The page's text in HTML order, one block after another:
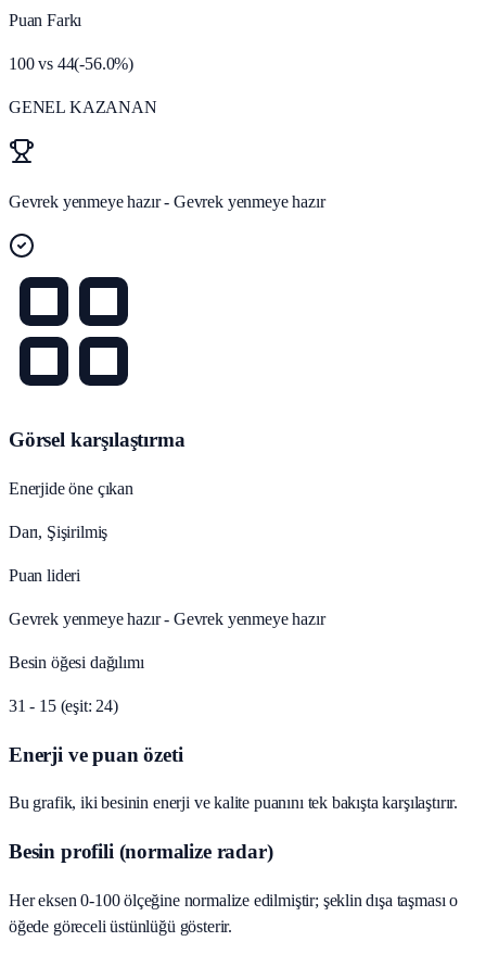
Puan Farkı
100vs 44(-56.0%)
GENEL KAZANAN
Gevrek yenmeye hazır - Gevrek yenmeye hazır
Görsel karşılaştırma
Enerjide öne çıkan
Darı, Şişirilmiş
Puan lideri
Gevrek yenmeye hazır - Gevrek yenmeye hazır
Besin öğesi dağılımı
31 - 15 (eşit: 24)
Enerji ve puan özeti
Bu grafik, iki besinin enerji ve kalite puanını tek bakışta karşılaştırır.
Besin profili (normalize radar)
Her eksen 0-100 ölçeğine normalize edilmiştir; şeklin dışa taşması o
öğede göreceli üstünlüğü gösterir.